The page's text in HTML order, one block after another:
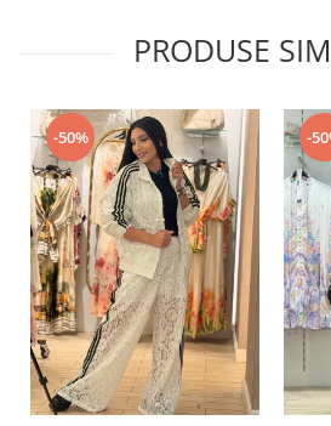
PRODUSE
-50% -